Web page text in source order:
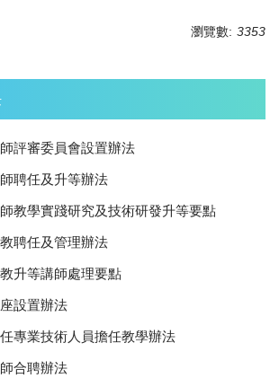
瀏覽數: 3353
評審委員會設置辦法
聘任及升等辦法
教學實踐研究及技術研發升等要點
聘任及管理辦法
升等講師處理要點
設置辦法
專業技術人員擔任教學辦法
合聘辦法